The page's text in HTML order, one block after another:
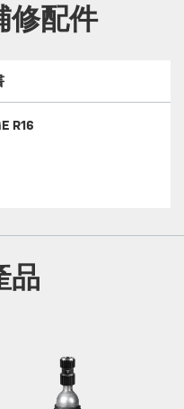
修配件
R16
品